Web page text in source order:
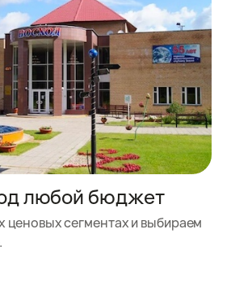
любой бюджет
ценовых сегментах и выбираем